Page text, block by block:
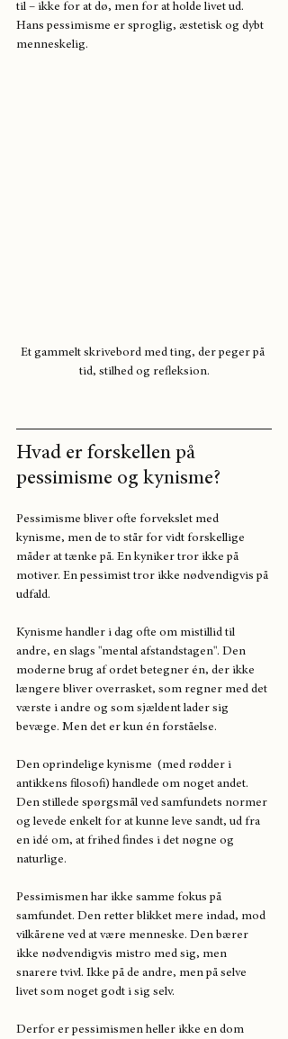
til – ikke for at dø, men for at holde livet ud.
Hans pessimisme er sproglig, æstetisk og dybt
menneskelig.
Et gammelt skrivebord med ting, der peger på
tid, stilhed og refleksion.
Hvad er forskellen på
pessimisme og kynisme?
Pessimisme bliver ofte forvekslet med
kynisme, men de to står for vidt forskellige
måder at tænke på. En kyniker tror ikke på
motiver. En pessimist tror ikke nødvendigvis på
udfald.
Kynisme handler i dag ofte om mistillid til
andre, en slags "mental afstandstagen". Den
moderne brug af ordet betegner én, der ikke
længere bliver overrasket, som regner med det
værste i andre og som sjældent lader sig
bevæge. Men det er kun én forståelse.
Den oprindelige kynisme  (med rødder i
antikkens filosofi) handlede om noget andet.
Den stillede spørgsmål ved samfundets normer
og levede enkelt for at kunne leve sandt, ud fra
en idé om, at frihed findes i det nøgne og
naturlige.
Pessimismen har ikke samme fokus på
samfundet. Den retter blikket mere indad, mod
vilkårene ved at være menneske. Den bærer
ikke nødvendigvis mistro med sig, men
snarere tvivl. Ikke på de andre, men på selve
livet som noget godt i sig selv.
Derfor er pessimismen heller ikke en dom